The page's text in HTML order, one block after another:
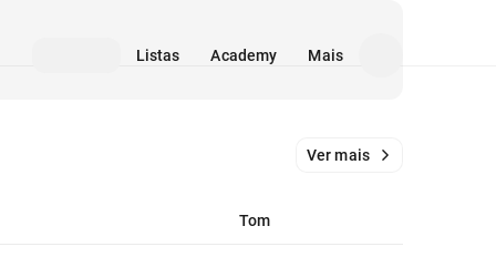
Listas Academy Mais
Ver mais
Tom